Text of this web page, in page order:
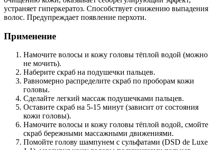
устраняет гиперкератоз. Способствует снижению выпадения
волос. Предупреждает появление перхоти.
Применение
Намочите волосы и кожу головы тёплой водой (можно
не мочить).
Наберите скраб на подушечки пальцев.
Равномерно распределите скраб по проборам кожи
головы.
Сделайте легкий массаж подушечками пальцев.
Оставите скраб на 5-15 минут (зависит от состояния
кожи головы).
Намочите волосы и кожу головы тёплой водой, смойте
скраб бережными массажными движениями.
Помойте голову шампунем с сульфатами (DSD de Luxe